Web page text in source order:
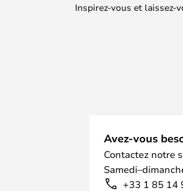
Inspirez-vous et laissez-
Avez-vous
Contactez notre
+33 1 85 14